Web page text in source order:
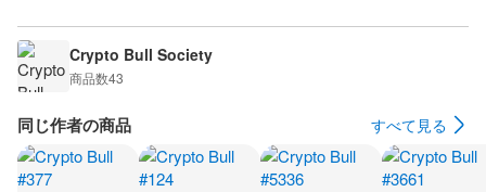
Crypto Bull Society
商品数43
同じ作者の商品 すべて見る